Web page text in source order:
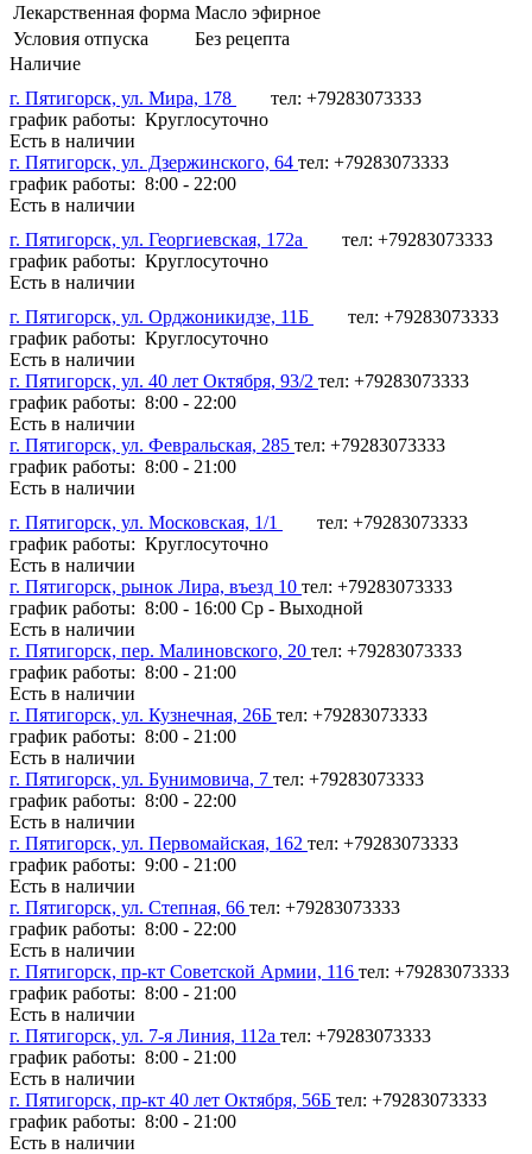
Лекарственная форма Масло эфирное
Условия отпуска
Без рецепта
Наличие
г. Пятигорск, ул. Мира, 178
тел: +79283073333
график работы: Круглосуточно
Есть в наличии
г. Пятигорск, ул. Дзержинского, 64 тел: +79283073333
график работы: 8:00 - 22:00
Есть в наличии
г. Пятигорск, ул. Георгиевская, 172а
тел: +79283073333
график работы: Круглосуточно
Есть в наличии
г. Пятигорск, ул. Орджоникидзе, 11Б
тел: +79283073333
график работы: Круглосуточно
Есть в наличии
г. Пятигорск, ул. 40 лет Октября, 93/2 тел: +79283073333
график работы: 8:00 - 22:00
Есть в наличии
г. Пятигорск, ул. Февральская, 285 тел: +79283073333
график работы: 8:00 - 21:00
Есть в наличии
г. Пятигорск, ул. Московская, 1/1
тел: +79283073333
график работы: Круглосуточно
Есть в наличии
г. Пятигорск, рынок Лира, въезд 10 тел: +79283073333
график работы: 8:00 - 16:00 Ср - Выходной
Есть в наличии
г. Пятигорск, пер. Малиновского, 20 тел: +79283073333
график работы: 8:00 - 21:00
Есть в наличии
г. Пятигорск, ул. Кузнечная, 26Б тел: +79283073333
график работы: 8:00 - 21:00
Есть в наличии
г. Пятигорск, ул. Бунимовича, 7 тел: +79283073333
график работы: 8:00 - 22:00
Есть в наличии
г. Пятигорск, ул. Первомайская, 162 тел: +79283073333
график работы: 9:00 - 21:00
Есть в наличии
г. Пятигорск, ул. Степная, 66 тел: +79283073333
график работы: 8:00 - 22:00
Есть в наличии
г. Пятигорск, пр-кт Советской Армии, 116 тел: +79283073333
график работы: 8:00 - 21:00
Есть в наличии
г. Пятигорск, ул. 7-я Линия, 112а тел: +79283073333
график работы: 8:00 - 21:00
Есть в наличии
г. Пятигорск, пр-кт 40 лет Октября, 56Б тел: +79283073333
график работы: 8:00 - 21:00
Есть в наличии